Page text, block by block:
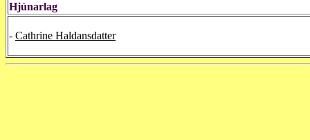
Hjúnarlag
- Cathrine Haldansdatter